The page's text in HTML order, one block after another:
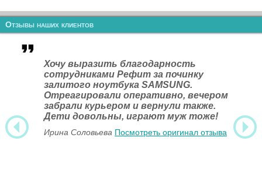
Отзывы наших клиентов
Хочу выразить благодарность
сотрудниками Рефит за починку
залитого ноутбука SAMSUNG.
Отреагировали оперативно, вечером
забрали курьером и вернули также.
Дети довольны, играют муж тоже!
Ирина Соловьева Посмотреть оригинал отзыва